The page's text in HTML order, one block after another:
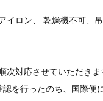
イロン、 乾燥機不可、
対応させていただきま
を行ったのち、国際便